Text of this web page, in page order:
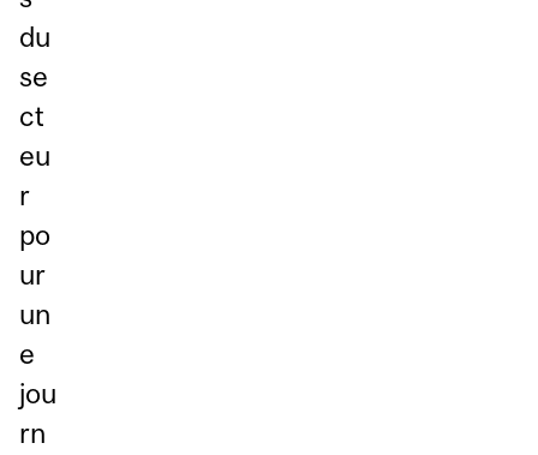
du
se
ct
eu
r
po
ur
un
e
jou
rn